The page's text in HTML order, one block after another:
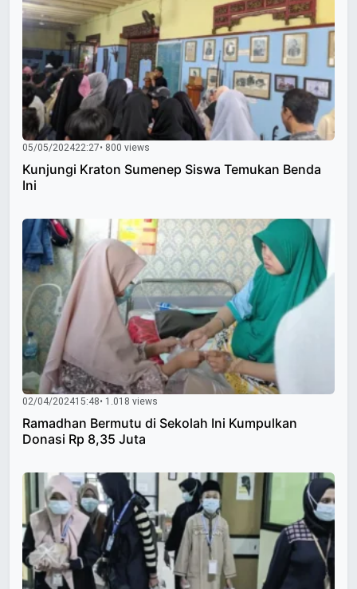
05/05/202422:27• 800 views
Kunjungi Kraton Sumenep Siswa Temukan Benda
Ini
02/04/202415:48• 1.018 views
Ramadhan Bermutu di Sekolah Ini Kumpulkan
Donasi Rp 8,35 Juta